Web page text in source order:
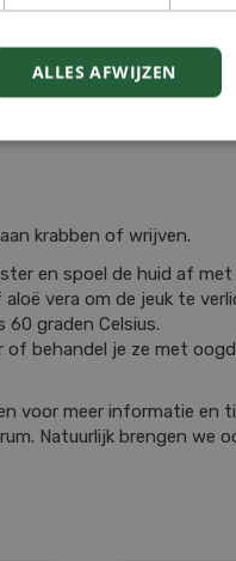
buurt een boom met
bij jouw gemeente of
te gaan. Dit kan
krabben of wrijven.
en spoel de huid af met
vera om de jeuk te
graden Celsius.
behandel je ze met
voor meer informatie en
Natuurlijk brengen we
ALLES AFWIJZEN